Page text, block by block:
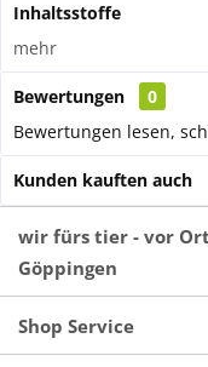
Inhaltsstoffe
mehr
Bewertungen
0
Bewertungen lesen,
Kunden kauften auch
wir fürs tier - vor
Göppingen
Shop Service